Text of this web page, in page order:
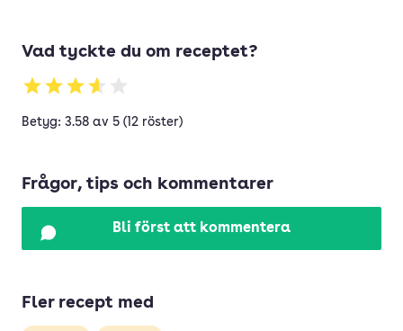
Vad tyckte du om receptet?
Betyg: 3.58 av 5 (12 röster)
Frågor, tips och kommentarer
Bli först att kommentera
Fler recept med